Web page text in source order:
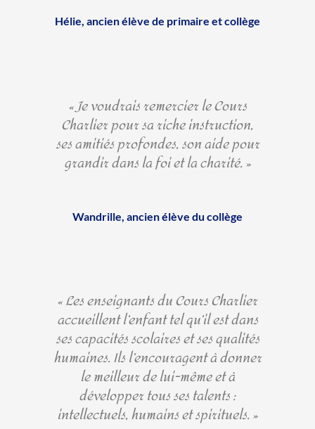
Hélie, ancien élève de primaire et collège
« Je voudrais remercier le Cours
Charlier pour sa riche instruction,
ses amitiés profondes, son aide pour
grandir dans la foi et la charité. »
Wandrille, ancien élève du collège
« Les enseignants du Cours Charlier
accueillent l’enfant tel qu’il est dans
ses capacités scolaires et ses qualités
humaines. Ils l’encouragent à donner
le meilleur de lui-même et à
développer tous ses talents :
intellectuels, humains et spirituels. »